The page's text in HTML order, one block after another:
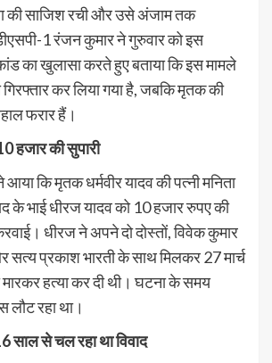
की साजिश रची और उसे अंजाम तक
1 रंजन कुमार ने गुरुवार को इस
का खुलासा करते हुए बताया कि इस मामले
गिरफ्तार कर लिया गया है, जबकि मृतक की
फरार हैं।
हजार की सुपारी
कि मृतक धर्मवीर यादव की पत्नी मनिता
के भाई धीरज यादव को 10 हजार रुपए की
धीरज ने अपने दो दोस्तों, विवेक कुमार
सत्य प्रकाश भारती के साथ मिलकर 27 मार्च
मारकर हत्या कर दी थी। घटना के समय
लौट रहा था।
साल से चल रहा था विवाद